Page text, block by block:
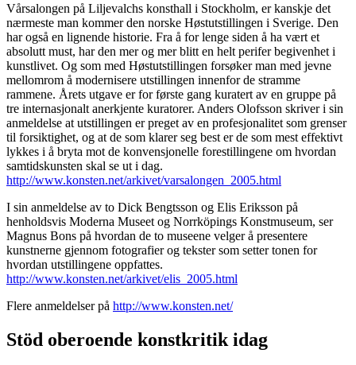
Vårsalongen på Liljevalchs konsthall i Stockholm, er kanskje det
nærmeste man kommer den norske Høstutstillingen i Sverige. Den
har også en lignende historie. Fra å for lenge siden å ha vært et
absolutt must, har den mer og mer blitt en helt perifer begivenhet i
kunstlivet. Og som med Høstutstillingen forsøker man med jevne
mellomrom å modernisere utstillingen innenfor de stramme
rammene. Årets utgave er for første gang kuratert av en gruppe på
tre internasjonalt anerkjente kuratorer. Anders Olofsson skriver i sin
anmeldelse at utstillingen er preget av en profesjonalitet som grenser
til forsiktighet, og at de som klarer seg best er de som mest effektivt
lykkes i å bryta mot de konvensjonelle forestillingene om hvordan
samtidskunsten skal se ut i dag.
http://www.konsten.net/arkivet/varsalongen_2005.html
I sin anmeldelse av to Dick Bengtsson og Elis Eriksson på
henholdsvis Moderna Museet og Norrköpings Konstmuseum, ser
Magnus Bons på hvordan de to museene velger å presentere
kunstnerne gjennom fotografier og tekster som setter tonen for
hvordan utstillingene oppfattes.
http://www.konsten.net/arkivet/elis_2005.html
Flere anmeldelser på http://www.konsten.net/
Stöd oberoende konstkritik idag